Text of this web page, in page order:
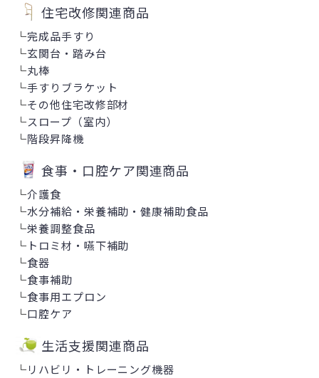
住宅改修関連商品
└完成品手すり
└玄関台・踏み台
└丸棒
└手すりブラケット
└その他住宅改修部材
└スロープ（室内）
└階段昇降機
食事・口腔ケア関連商品
└介護食
└水分補給・栄養補助・健康補助食品
└栄養調整食品
└ トロミ材・嚥下補助
└食器
└食事補助
└食事用エプロン
└口腔ケア
生活支援関連商品
└リハビリ・トレーニング機器